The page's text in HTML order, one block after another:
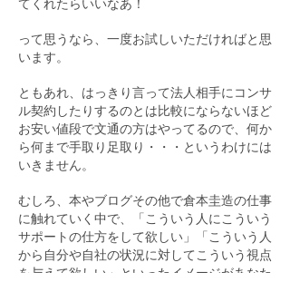
って思うなら、一度お試しいただければと思
います。
ともあれ、はっきり言って法人相手にコンサ
ル契約したりするのとは比較にならないほど
お安い値段で文通の方はやってるので、何か
ら何まで手取り足取り・・・というわけには
いきません。
むしろ、本やブログその他で倉本圭造の仕事
に触れていく中で、「こういう人にこういう
サポートの仕方をして欲しい」「こういう人
から自分や自社の状況に対してこういう視点
を与えて欲しい」といったイメージがあなた